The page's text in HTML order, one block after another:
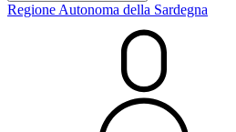
Regione Autonoma della Sardegna